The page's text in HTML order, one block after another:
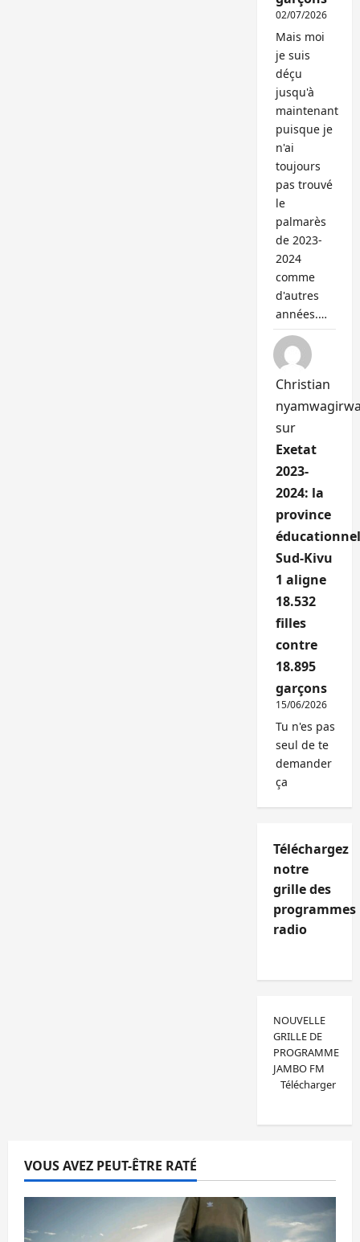
02/07/2026
Mais moi
je suis
déçu
jusqu'à
maintenant
puisque je
n'ai
toujours
pas trouvé
le
palmarès
de 2023-
2024
comme
d'autres
années.…
Christian
sur
Exetat
2023-
2024: la
province
Sud-Kivu
1 aligne
18.532
filles
contre
18.895
garçons
15/06/2026
Tu n'es pas
seul de te
demander
ça
Téléchargez
notre
grille des
programmes
radio
NOUVELLE
GRILLE DE
PROGRAMME
JAMBO FM
Télécharger
VOUS AVEZ PEUT-ÊTRE RATÉ